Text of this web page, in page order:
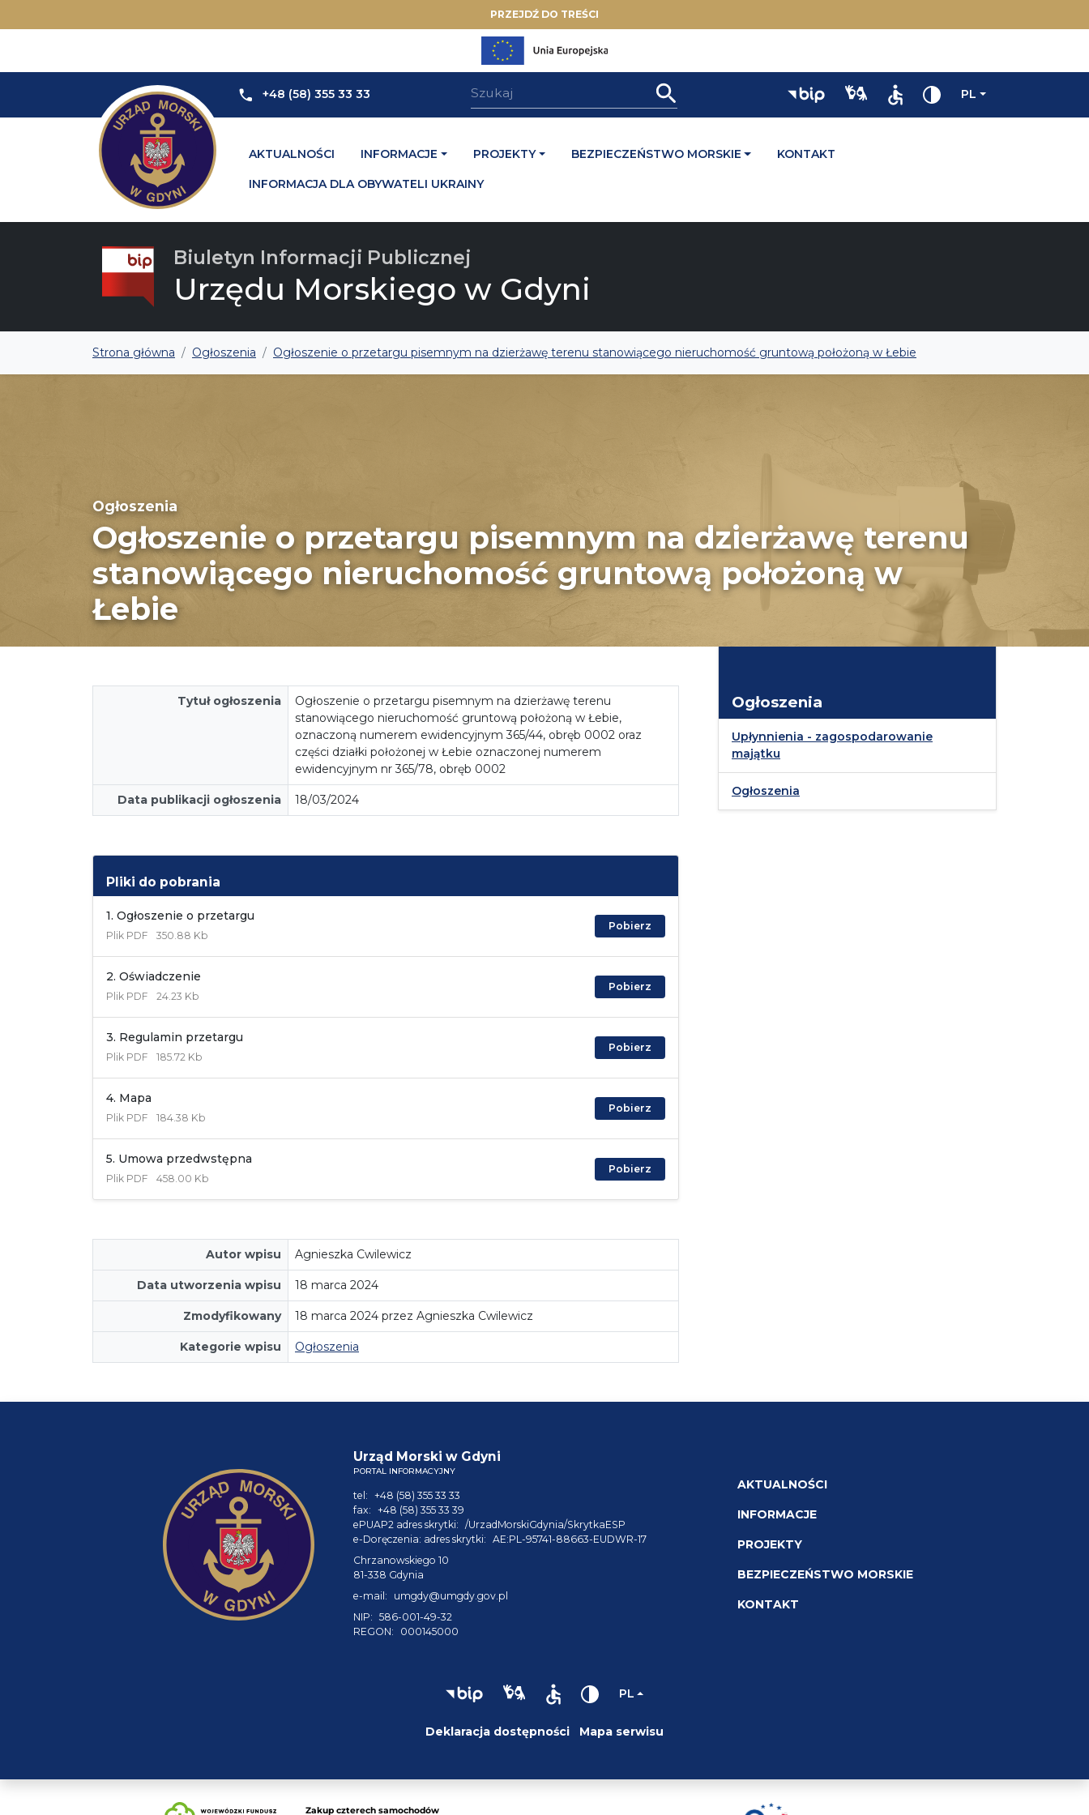
PRZEJDŹ DO TREŚCI
+48 (58) 355 33 33 PL
AKTUALNOŚCI INFORMACJE PROJEKTY BEZPIECZEŃSTWO MORSKIE KONTAKT
INFORMACJA DLA OBYWATELI UKRAINY
Biuletyn Informacji Publicznej
Urzędu Morskiego w Gdyni
Strona główna Ogłoszenia Ogłoszenie o przetargu pisemnym na dzierżawę terenu stanowiącego nieruchomość gruntową położoną w Łebie
Ogłoszenia
Ogłoszenie o przetargu pisemnym na dzierżawę terenu
stanowiącego nieruchomość gruntową położoną w
Łebie
Tytuł ogłoszenia
Ogłoszenie o przetargu pisemnym na dzierżawę terenu
stanowiącego nieruchomość gruntową położoną w Łebie,
oznaczoną numerem ewidencyjnym 365/44, obręb 0002 oraz
części działki położonej w Łebie oznaczonej numerem
ewidencyjnym nr 365/78, obręb 0002
Data publikacji ogłoszenia 18/03/2024
Pliki do pobrania
1. Ogłoszenie o przetargu
Plik PDF 350.88 Kb
Pobierz
2. Oświadczenie
Plik PDF 24.23 Kb
Pobierz
3. Regulamin przetargu
Plik PDF 185.72 Kb
Pobierz
4. Mapa
Plik PDF 184.38 Kb
Pobierz
5. Umowa przedwstępna
Plik PDF 458.00 Kb
Pobierz
Autor wpisu Agnieszka Cwilewicz
Data utworzenia wpisu 18 marca 2024
Zmodyfikowany 18 marca 2024 przez Agnieszka Cwilewicz
Kategorie wpisu Ogłoszenia
Ogłoszenia
Upłynnienia - zagospodarowanie
majątku
Ogłoszenia
Urząd Morski w Gdyni
PORTAL INFORMACYJNY
tel: +48 (58) 355 33 33
fax: +48 (58) 355 33 39
ePUAP2 adres skrytki: /UrzadMorskiGdynia/SkrytkaESP
e-Doręczenia: adres skrytki: AE:PL-95741-88663-EUDWR-17
Chrzanowskiego 10
81-338 Gdynia
e-mail:
umgdy@umgdy.gov.pl
NIP: 586-001-49-32
REGON:
000145000
AKTUALNOŚCI
INFORMACJE
PROJEKTY
BEZPIECZEŃSTWO MORSKIE
KONTAKT
PL
Deklaracja dostępności Mapa serwisu